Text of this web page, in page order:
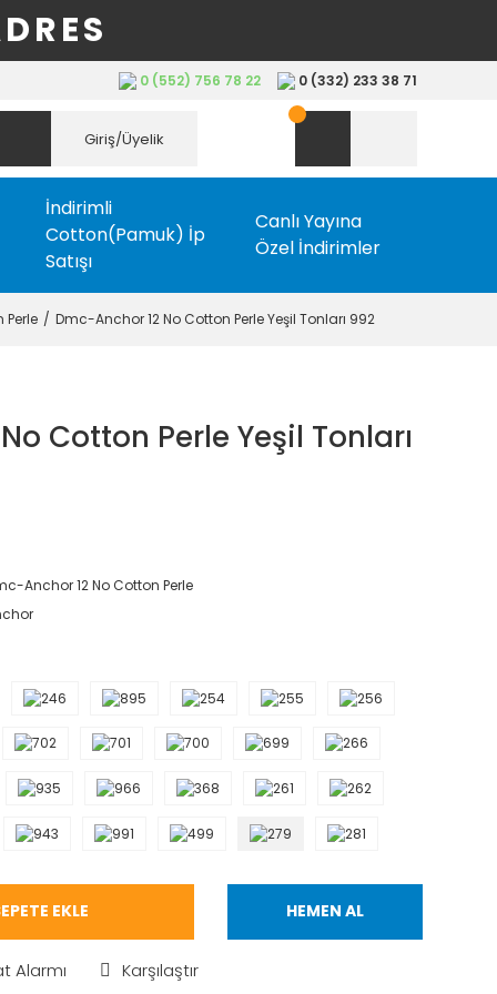
0 (552) 756 78 22 0 (332) 233 38 71
Giriş/Üyelik
İndirimli
Cotton(Pamuk) İp
Satışı
Canlı Yayına
Özel İndirimler
Perle Dmc-Anchor 12 No Cotton Perle Yeşil Tonları 992
Cotton Perle Yeşil Tonları
Anchor 12 No Cotton Perle
EKLE HEMEN AL
Alarmı Karşılaştır